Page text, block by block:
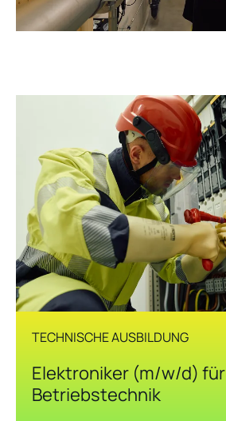
TECHNISCHE AUSBILDUNG
Elektroniker (m/w/d) für
Betriebstechnik